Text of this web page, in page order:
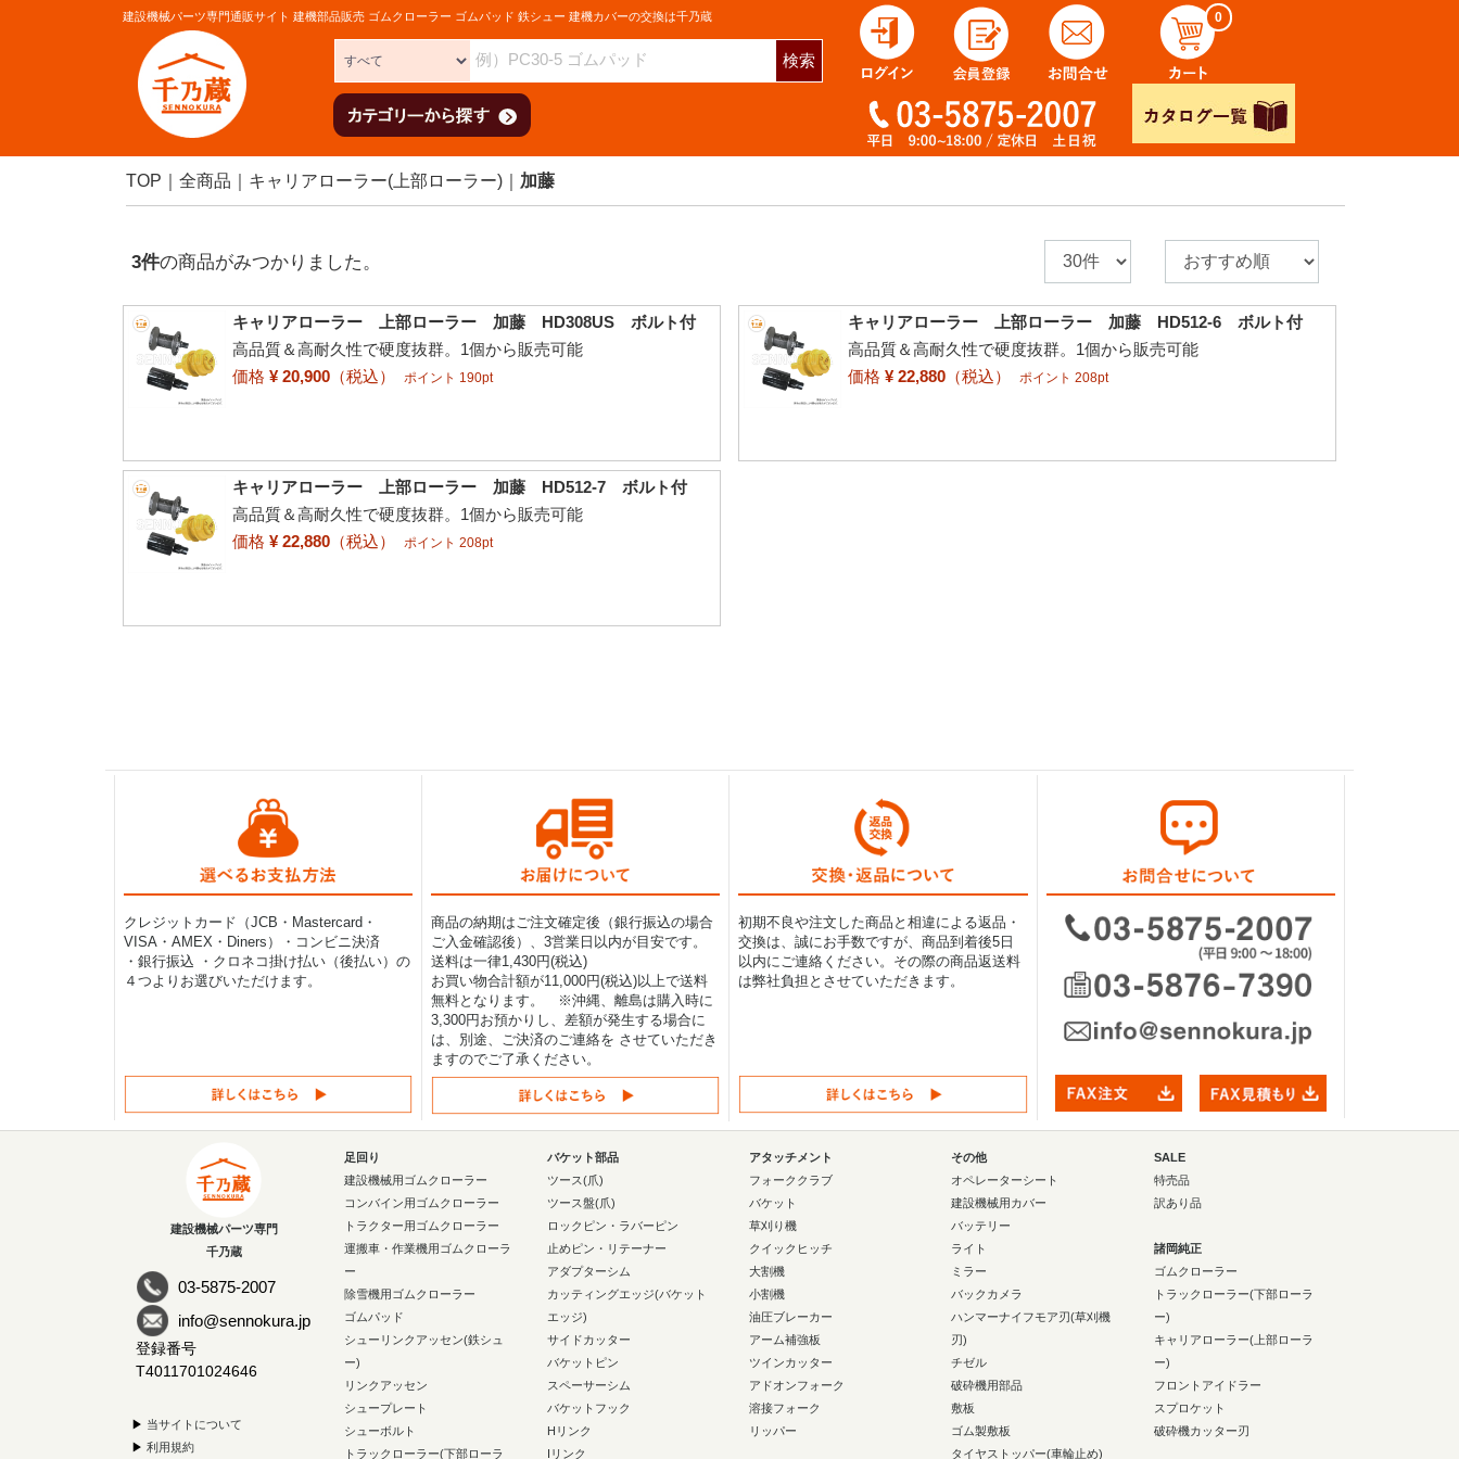
建設機械パーツ専門通販サイト 建機部品販売 ゴムクローラー ゴムパッド 鉄シュー 建機カバーの交換は千乃蔵
検索
0
TOP 全商品 キャリアローラー(上部ローラー) 加藤
3件の商品がみつかりました。
キャリアローラー 上部ローラー 加藤 HD308US ボルト付
高品質＆高耐久性で硬度抜群。1個から販売可能
価格 ¥ 20,900 （税込） ポイント 190pt
キャリアローラー 上部ローラー 加藤 HD512-6 ボルト付
高品質＆高耐久性で硬度抜群。1個から販売可能
価格 ¥ 22,880 （税込） ポイント 208pt
キャリアローラー 上部ローラー 加藤 HD512-7 ボルト付
高品質＆高耐久性で硬度抜群。1個から販売可能
価格 ¥ 22,880 （税込） ポイント 208pt
クレジットカード（JCB・Mastercard・
VISA・AMEX・Diners）・コンビニ決済
・銀行振込 ・クロネコ掛け払い（後払い）の
４つよりお選びいただけます。
商品の納期はご注文確定後（銀行振込の場合
ご入金確認後）、3営業日以内が目安です。
送料は一律1,430円(税込)
お買い物合計額が11,000円(税込)以上で送料
無料となります。 ※沖縄、離島は購入時に
3,300円お預かりし、差額が発生する場合に
は、別途、ご決済のご連絡を させていただき
ますのでご了承ください。
初期不良や注文した商品と相違による返品・
交換は、誠にお手数ですが、商品到着後5日
以内にご連絡ください。その際の商品返送料
は弊社負担とさせていただきます。
建設機械パーツ専門
千乃蔵
03-5875-2007
info@sennokura.jp
登録番号
T4011701024646
▶ 当サイトについて
▶ 利用規約
足回り
建設機械用ゴムクローラー
コンバイン用ゴムクローラー
トラクター用ゴムクローラー
運搬車・作業機用ゴムクローラ
ー
除雪機用ゴムクローラー
ゴムパッド
シューリンクアッセン(鉄シュ
ー)
リンクアッセン
シュープレート
シューボルト
トラックローラー(下部ローラ
バケット部品
ツース(爪)
ツース盤(爪)
ロックピン・ラバーピン
止めピン・リテーナー
アダプターシム
カッティングエッジ(バケット
エッジ)
サイドカッター
バケットピン
スペーサーシム
バケットフック
Hリンク
Iリンク
アタッチメント
フォーククラブ
バケット
草刈り機
クイックヒッチ
大割機
小割機
油圧ブレーカー
アーム補強板
ツインカッター
アドオンフォーク
溶接フォーク
リッパー
その他
オペレーターシート
建設機械用カバー
バッテリー
ライト
ミラー
バックカメラ
ハンマーナイフモア刃(草刈機
刃)
チゼル
破砕機用部品
敷板
ゴム製敷板
タイヤストッパー(車輪止め)
SALE
特売品
訳あり品
諸岡純正
ゴムクローラー
トラックローラー(下部ローラ
ー)
キャリアローラー(上部ローラ
ー)
フロントアイドラー
スプロケット
破砕機カッター刃